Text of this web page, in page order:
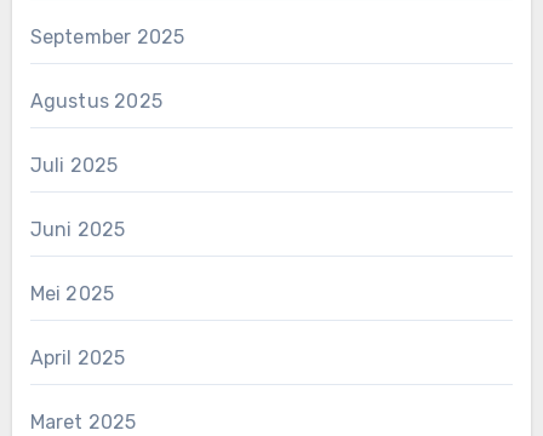
September 2025
Agustus 2025
Juli 2025
Juni 2025
Mei 2025
April 2025
Maret 2025